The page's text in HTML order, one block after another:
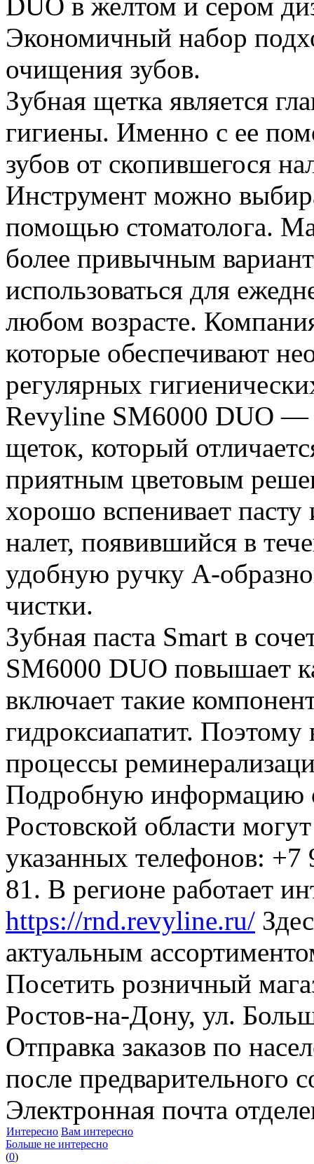
DUO в желтом и сером
Экономичный набор
очищения зубов.
Зубная щетка является
гигиены. Именно с ее
зубов от скопившегося
Инструмент можно
помощью стоматолога.
более привычным
использоваться для
любом возрасте.
которые обеспечивают
регулярных
Revyline SM6000 DUO —
щеток, который
приятным цветовым
хорошо вспенивает пасту
налет, появившийся в
удобную ручку А-
чистки.
Зубная паста Smart в
SM6000 DUO повышает
включает такие
гидроксиапатит.
процессы
Подробную информацию
Ростовской области
указанных телефонов:
81. В регионе работает
https://rnd.revyline.ru/
актуальным
Посетить розничный
Ростов-на-Дону, ул.
Отправка заказов по
после предварительного
Электронная почта
Интересно Вам интересно
Больше не интересно
(0)